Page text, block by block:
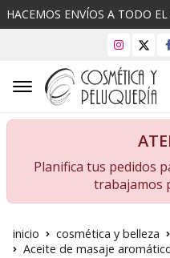
HACEMOS ENVÍOS A TODO
Planifica tus pedidos
trabajamos
inicio cosmética y belleza
Aceite de masaje